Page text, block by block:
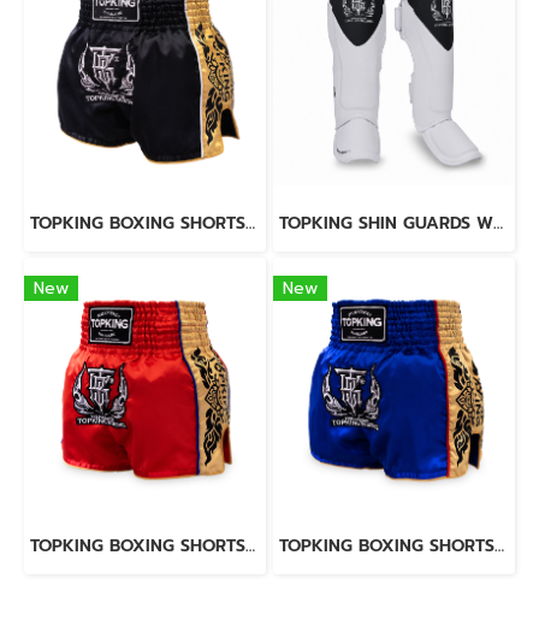
TOPKING BOXING SHORTS BLACK 276 TOPKING SHIN GUARDS WHITE BLACK BLEND
New
TOPKING BOXING SHORTS RED 276
New
TOPKING BOXING SHORTS BLUE 276